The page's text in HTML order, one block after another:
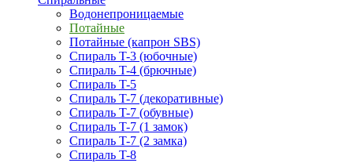
Водонепроницаемые
Потайные
Потайные (капрон SBS)
Спираль T-3 (юбочные)
Спираль T-4 (брючные)
Спираль T-5
Спираль T-7 (декоративные)
Спираль T-7 (обувные)
Спираль T-7 (1 замок)
Спираль T-7 (2 замка)
Спираль T-8